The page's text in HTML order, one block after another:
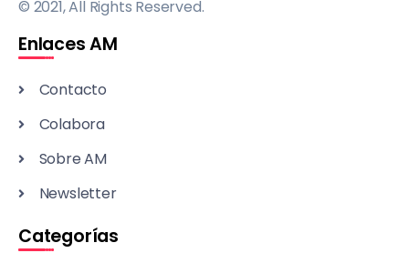
© 2021, All Rights Reserved.
Enlaces AM
Contacto
Colabora
Sobre AM
Newsletter
Categorías